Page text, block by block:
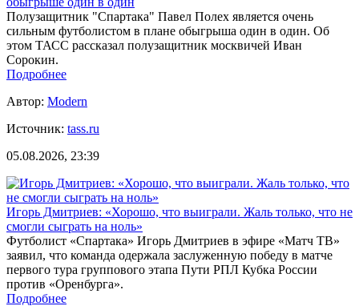
Полузащитник "Спартака" Павел Полех является очень
сильным футболистом в плане обыгрыша один в один. Об
этом ТАСС рассказал полузащитник москвичей Иван
Сорокин.
Подробнее
Автор: Modern
Источник: tass.ru
05.08.2026, 23:39
Игорь Дмитриев: «Хорошо, что выиграли. Жаль только, что не
смогли сыграть на ноль»
Футболист «Спартака» Игорь Дмитриев в эфире «Матч ТВ»
заявил, что команда одержала заслуженную победу в матче
первого тура группового этапа Пути РПЛ Кубка России
против «Оренбурга».
Подробнее